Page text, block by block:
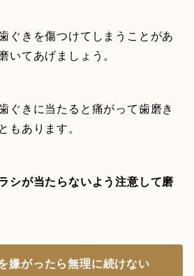
ぐきを傷つけてしまうことがあ
いてあげましょう。
ぐきに当たると痛がって歯磨き
もあります。
シが当たらないよう注意して磨
がったら無理に続けない